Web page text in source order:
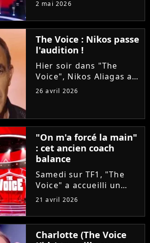
d'assister à deux
épreuves en une : les
Qualifications et les
Battles. On vous
explique tout !
2 mai 2026
The Voice : Nikos passe
l'audition !
Hier soir dans "The
Voice", Nikos Aliagas a
réservé une surprise de
d'un candidat. A-t-il
réussi à convaincre Lara
Fabian, Florent Pagny,...
26 avril 2026
"On m'a forcé la main"
: cet ancien coach
balance
Samedi sur TF1, "The
Voice" a accueilli un
invité exceptionnel pour
Louis Bertignac ! Coach
emblématique des deux
premières saisons, le
21 avril 2026
Charlotte (The Voice